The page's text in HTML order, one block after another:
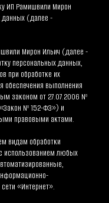
ИП Рамишвили Мирон
данных (далее -
Мирон Ильич (далее -
персональных данных,
при обработке их
выполнения
законом от 27.07.2006 Nº
Nº 152-ФЗ») и
правовыми актами.
видам обработки
использованием любых
«Интернет».